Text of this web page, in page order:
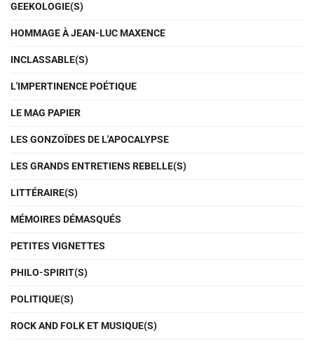
GEEKOLOGIE(S)
HOMMAGE À JEAN-LUC MAXENCE
INCLASSABLE(S)
L'IMPERTINENCE POÉTIQUE
LE MAG PAPIER
LES GONZOÏDES DE L'APOCALYPSE
LES GRANDS ENTRETIENS REBELLE(S)
LITTÉRAIRE(S)
MÉMOIRES DÉMASQUÉS
PETITES VIGNETTES
PHILO-SPIRIT(S)
POLITIQUE(S)
ROCK AND FOLK ET MUSIQUE(S)